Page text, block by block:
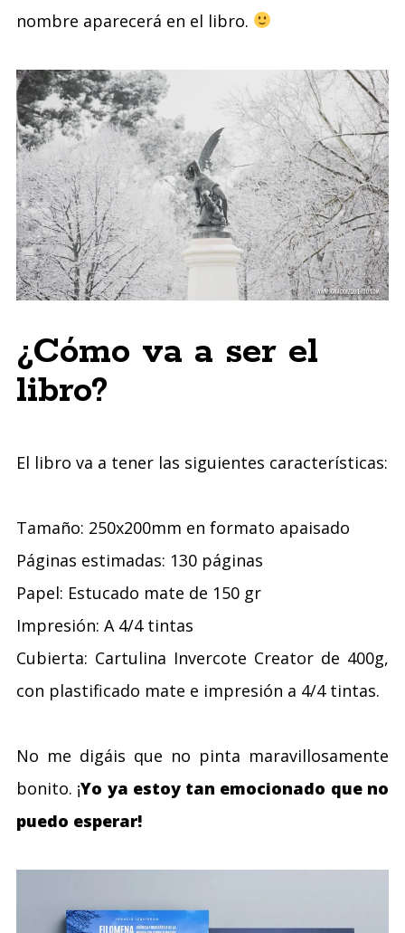
nombre aparecerá en el libro.
¿Cómo va a ser el
libro?
El libro va a tener las siguientes características:
Tamaño: 250x200mm en formato apaisado
Páginas estimadas: 130 páginas
Papel: Estucado mate de 150 gr
Impresión: A 4/4 tintas
Cubierta: Cartulina Invercote Creator de 400g,
con plastificado mate e impresión a 4/4 tintas.
No me digáis que no pinta maravillosamente
bonito. ¡Yo ya estoy tan emocionado que no
puedo esperar!